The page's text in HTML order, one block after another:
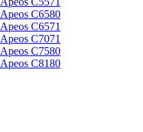
Apeos C6580
Apeos C6571
Apeos C7071
Apeos C7580
Apeos C8180